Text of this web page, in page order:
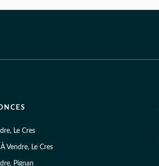
Le Cres
Vendre, Le Cres
Pignan